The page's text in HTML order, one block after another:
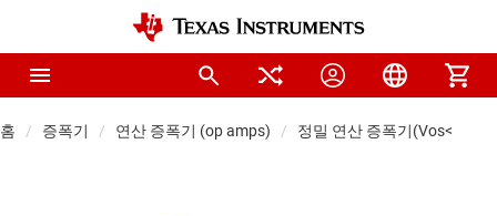
홈 증폭기 연산 증폭기 (op amps) 정밀 연산 증폭기(Vos<1mV)